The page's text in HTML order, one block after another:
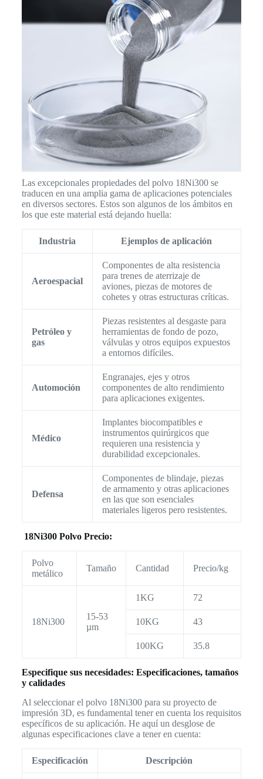
Las excepcionales propiedades del polvo 18Ni300 se
traducen en una amplia gama de aplicaciones potenciales
en diversos sectores. Estos son algunos de los ámbitos en
los que este material está dejando huella:
Industria Ejemplos de aplicación
Aeroespacial
Componentes de alta resistencia
para trenes de aterrizaje de
aviones, piezas de motores de
cohetes y otras estructuras críticas.
Petróleo y
gas
Piezas resistentes al desgaste para
herramientas de fondo de pozo,
válvulas y otros equipos expuestos
a entornos difíciles.
Automoción
Engranajes, ejes y otros
componentes de alto rendimiento
para aplicaciones exigentes.
Médico
Implantes biocompatibles e
instrumentos quirúrgicos que
requieren una resistencia y
durabilidad excepcionales.
Defensa
Componentes de blindaje, piezas
de armamento y otras aplicaciones
en las que son esenciales
materiales ligeros pero resistentes.
18Ni300 Polvo Precio:
Polvo
metálico
Tamaño Cantidad Precio/kg
18Ni300
15-53
µm
1KG 72
10KG 43
100KG 35.8
Especifique sus necesidades: Especificaciones, tamaños
y calidades
Al seleccionar el polvo 18Ni300 para su proyecto de
impresión 3D, es fundamental tener en cuenta los requisitos
específicos de su aplicación. He aquí un desglose de
algunas especificaciones clave a tener en cuenta:
Especificación Descripción